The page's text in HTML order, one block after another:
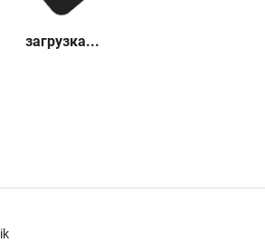
загрузка...